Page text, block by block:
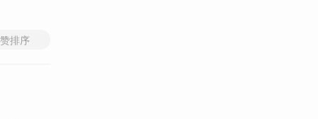
排序